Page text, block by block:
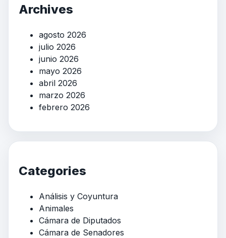
Archives
agosto 2026
julio 2026
junio 2026
mayo 2026
abril 2026
marzo 2026
febrero 2026
Categories
Análisis y Coyuntura
Animales
Cámara de Diputados
Cámara de Senadores